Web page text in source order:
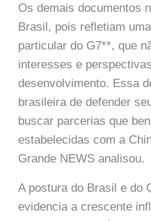
Os demais documentos
Brasil, pois refletiam
particular do G7**, que
interesses e
desenvolvimento. Essa
brasileira de defender
buscar parcerias que
estabelecidas com a
Grande NEWS analisou.
A postura do Brasil e do
evidencia a crescente